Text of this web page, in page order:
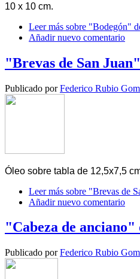
10 x 10 cm.
Leer más sobre "Bodegón"
Añadir nuevo comentario
"Brevas de San
Publicado porFederico Rubio
Óleo sobre tabla de 12,5x7,5
Leer más sobre "Brevas de
Añadir nuevo comentario
"Cabeza de anciano"
Publicado porFederico Rubio